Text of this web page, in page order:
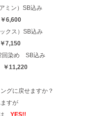
ミン）SB込み
6,600
クス）SB込み
7,150
染め SB込み
11,220
グに戻せますか？
すが
YES!!